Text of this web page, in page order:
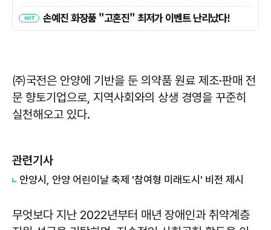
㈜국전은 안양에 기반을 둔 의약품 원료 제조·판매 전
문 향토기업으로, 지역사회와의 상생 경영을 꾸준히
실천해오고 있다.
관련기사
안양시, 안양 어린이날 축제 '참여형 미래도시' 비전 제시
무엇보다 지난 2022년부터 매년 장애인과 취약계층